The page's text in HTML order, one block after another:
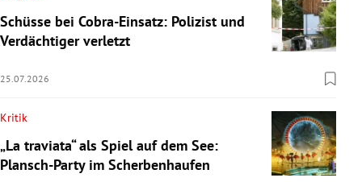
Schüsse bei Cobra-Einsatz: Polizist und
Verdächtiger verletzt
25.07.2026
Kritik
„La traviata“ als Spiel auf dem See:
Plansch-Party im Scherbenhaufen